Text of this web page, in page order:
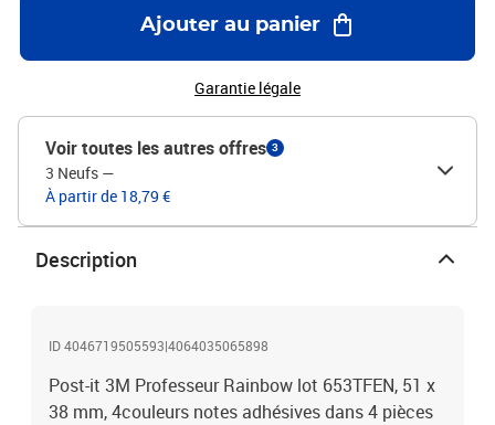
Ajouter au panier
Garantie légale
Voir toutes les autres offres 3
3 Neufs —
À partir de 18,79 €
Description
ID 4046719505593|4064035065898
Post-it 3M Professeur Rainbow lot 653TFEN, 51 x
38 mm, 4couleurs notes adhésives dans 4 pièces